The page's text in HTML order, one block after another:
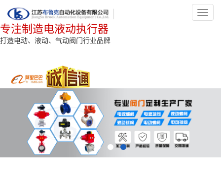
专注制造电液动执行器
打造电动、液动、气动阀门行业品牌